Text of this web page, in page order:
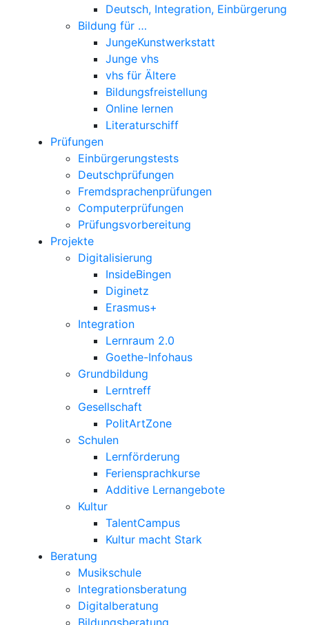
Deutsch, Integration, Einbürgerung
Bildung für …
JungeKunstwerkstatt
Junge vhs
vhs für Ältere
Bildungsfreistellung
Online lernen
Literaturschiff
Prüfungen
Einbürgerungstests
Deutschprüfungen
Fremdsprachenprüfungen
Computerprüfungen
Prüfungsvorbereitung
Projekte
Digitalisierung
InsideBingen
Diginetz
Erasmus+
Integration
Lernraum 2.0
Goethe-Infohaus
Grundbildung
Lerntreff
Gesellschaft
PolitArtZone
Schulen
Lernförderung
Feriensprachkurse
Additive Lernangebote
Kultur
TalentCampus
Kultur macht Stark
Beratung
Musikschule
Integrationsberatung
Digitalberatung
Bildungsberatung